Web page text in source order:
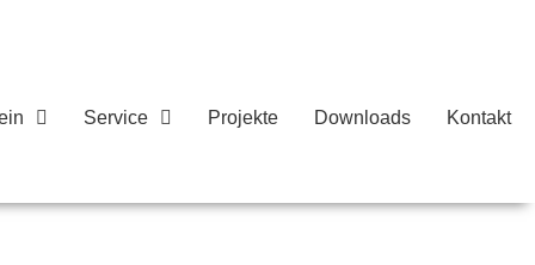
Service Projekte Downloads Kontakt